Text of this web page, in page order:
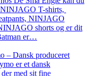
NINJAGO T-shirts,
NINJAGO
shorts og er dit
er…
– Dansk produceret
er et dansk
med sit fine